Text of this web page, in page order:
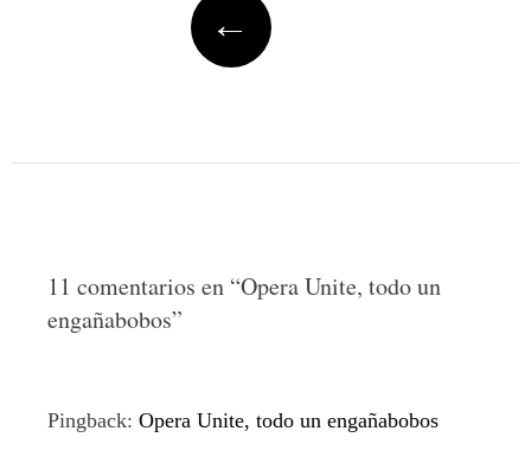
←
11 comentarios en “Opera Unite, todo un
engañabobos”
Pingback: Opera Unite, todo un engañabobos